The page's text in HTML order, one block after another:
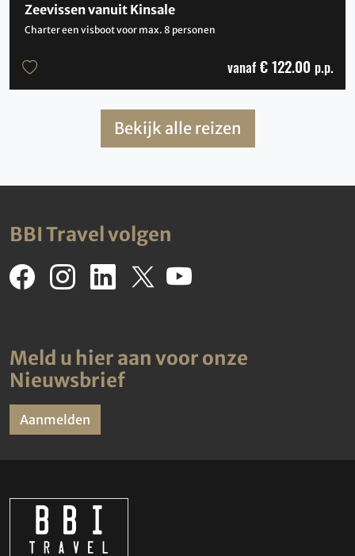
Zeevissen vanuit Kinsale
Charter een visboot voor max. 8 personen
vanaf € 122.00 p.p.
Bekijk alle reizen
BBI Travel volgen
Meld u hier aan voor onze
Nieuwsbrief
Aanmelden